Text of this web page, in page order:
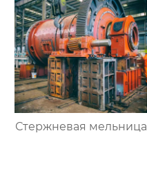
Стержневая мельница